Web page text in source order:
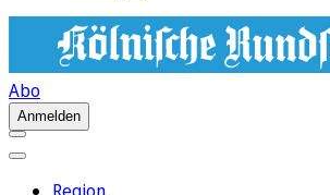
Abo
Anmelden